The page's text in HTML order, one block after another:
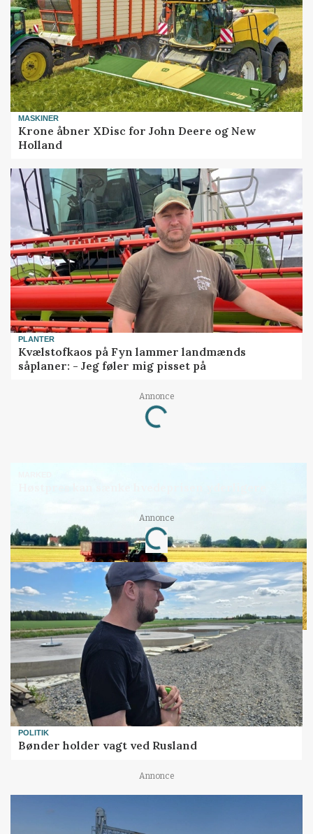
MASKINER
Krone åbner XDisc for John Deere og New
Holland
PLANTER
Kvælstofkaos på Fyn lammer landmænds
såplaner: - Jeg føler mig pisset på
Annonce
Loading...
Annonce
Loading...
POLITIK
Bønder holder vagt ved Rusland
Annonce